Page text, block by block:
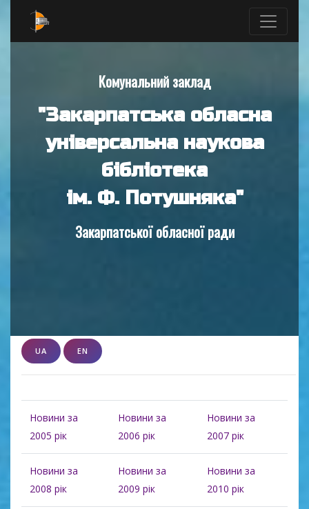
Комунальний заклад
"Закарпатська обласна
універсальна наукова
бібліотека
ім. Ф. Потушняка"
Закарпатської обласної ради
UA EN
Новини за
2005 рік
Новини за
2006 рік
Новини за
2007 рік
Новини за
2008 рік
Новини за
2009 рік
Новини за
2010 рік